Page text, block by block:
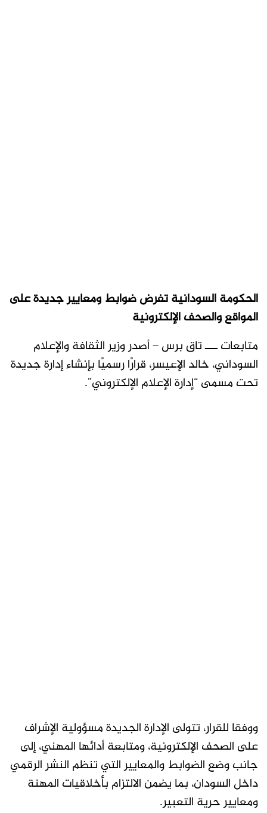
الحكومة السودانية تفرض ضوابط ومعايير جديدة على
المواقع والصحف الإلكترونية
متابعات ـــ تاق برس – أصدر وزير الثقافة والإعلام
السوداني، خالد الإعيسر، قرارًا رسميًا بإنشاء إدارة جديدة
تحت مسمى “إدارة الإعلام الإلكتروني”.
ووفقا للقرار، تتولى الإدارة الجديدة مسؤولية الإشراف
على الصحف الإلكترونية، ومتابعة أدائها المهني، إلى
جانب وضع الضوابط والمعايير التي تنظم النشر الرقمي
داخل السودان، بما يضمن الالتزام بأخلاقيات المهنة
ومعايير حرية التعبير.